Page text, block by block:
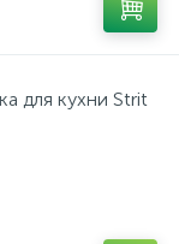
для кухни Strit